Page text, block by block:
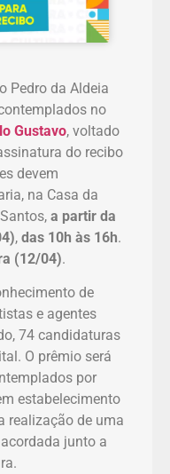
Pedro da Aldeia
no
Gustavo, voltado
do recibo
devem
na Casa da
a partir da
, das 10h às 16h.
(12/04).
de
e agentes
74 candidaturas
O prêmio será
por
estabelecimento
realização de uma
junto a